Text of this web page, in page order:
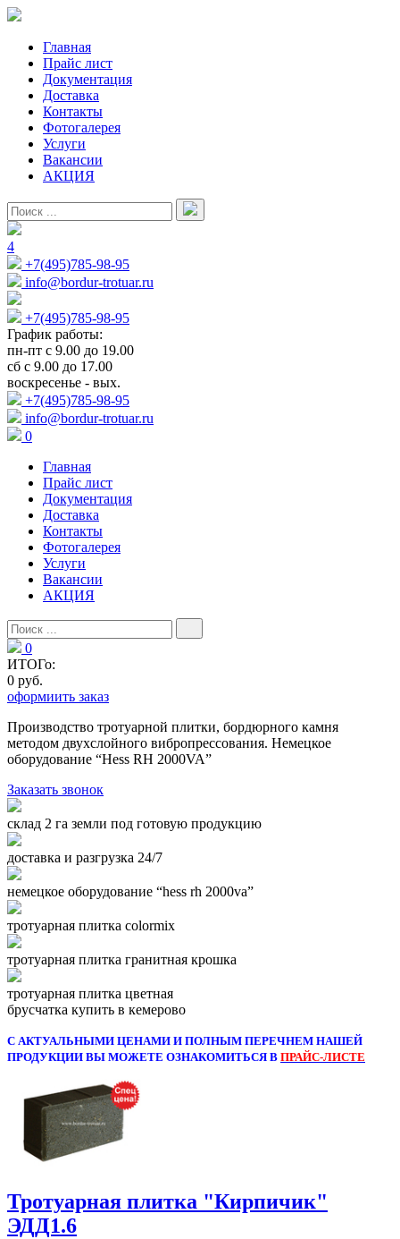
Главная
Прайс лист
Документация
Доставка
Контакты
Фотогалерея
Услуги
Вакансии
АКЦИЯ
4
+7(495)785-98-95
info@bordur-trotuar.ru
+7(495)785-98-95
График работы:
пн-пт с 9.00 до 19.00
сб с 9.00 до 17.00
воскресенье - вых.
+7(495)785-98-95
info@bordur-trotuar.ru
0
Главная
Прайс лист
Документация
Доставка
Контакты
Фотогалерея
Услуги
Вакансии
АКЦИЯ
0
ИТОГо:
0 руб.
оформиить заказ
Производство тротуарной плитки, бордюрного камня
методом двухслойного вибропресcования. Немецкое
оборудование “Hess RH 2000VA”
Заказать звонок
склад 2 га земли под готовую продукцию
доставка и разгрузка 24/7
немецкое оборудование “hess rh 2000va”
тротуарная плитка colormix
тротуарная плитка гранитная крошка
тротуарная плитка цветная
брусчатка купить в кемерово
С АКТУАЛЬНЫМИ ЦЕНАМИ И ПОЛНЫМ ПЕРЕЧНЕМ НАШЕЙ
ПРОДУКЦИИ ВЫ МОЖЕТЕ ОЗНАКОМИТЬСЯ В ПРАЙС-ЛИСТЕ
Тротуарная плитка "Кирпичик"
ЭДД1.6